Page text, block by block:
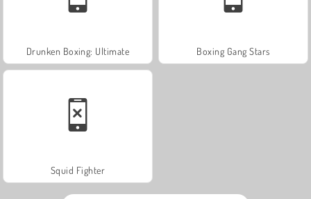
Drunken Boxing: Ultimate Boxing Gang Stars
Squid Fighter